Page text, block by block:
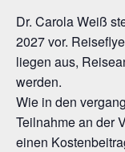
Dr. Carola Weiß
2027 vor.
liegen aus,
werden.
Wie in den
Teilnahme an der
einen